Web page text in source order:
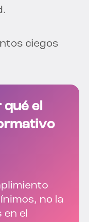
ciegos
qué el
no la
en el